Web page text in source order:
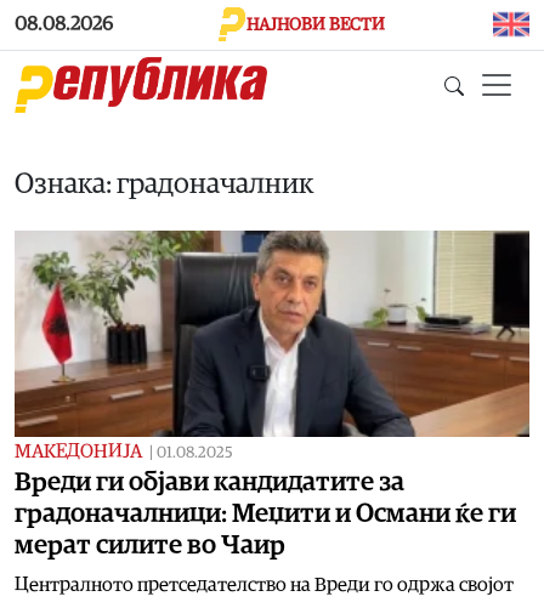
Skip to main content
08.08.2026 НАЈНОВИ ВЕСТИ
Ознака: градоначалник
МАКЕДОНИЈА 01.08.2025
Вреди ги објави кандидатите за
градоначалници: Меџити и Османи ќе ги
мерат силите во Чаир
Централното претседателство на Вреди го одржа својот